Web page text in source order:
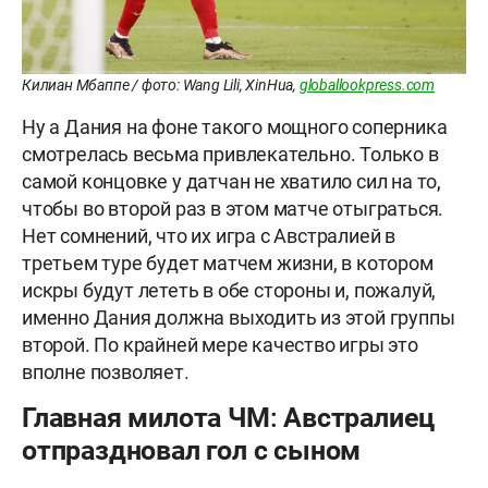
Килиан Мбаппе / фото: Wang Lili, XinHua, globallookpress.com
Ну а Дания на фоне такого мощного соперника
смотрелась весьма привлекательно. Только в
самой концовке у датчан не хватило сил на то,
чтобы во второй раз в этом матче отыграться.
Нет сомнений, что их игра с Австралией в
третьем туре будет матчем жизни, в котором
искры будут лететь в обе стороны и, пожалуй,
именно Дания должна выходить из этой группы
второй. По крайней мере качество игры это
вполне позволяет.
Главная милота ЧМ: Австралиец
отпраздновал гол с сыном